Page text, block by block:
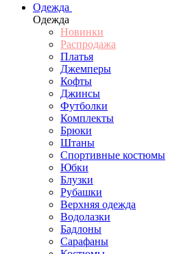
Одежда
Одежда
Новинки
Распродажа
Платья
Джемперы
Кофты
Джинсы
Футболки
Комплекты
Брюки
Штаны
Спортивные костюмы
Юбки
Блузки
Рубашки
Верхняя одежда
Водолазки
Бадлоны
Сарафаны